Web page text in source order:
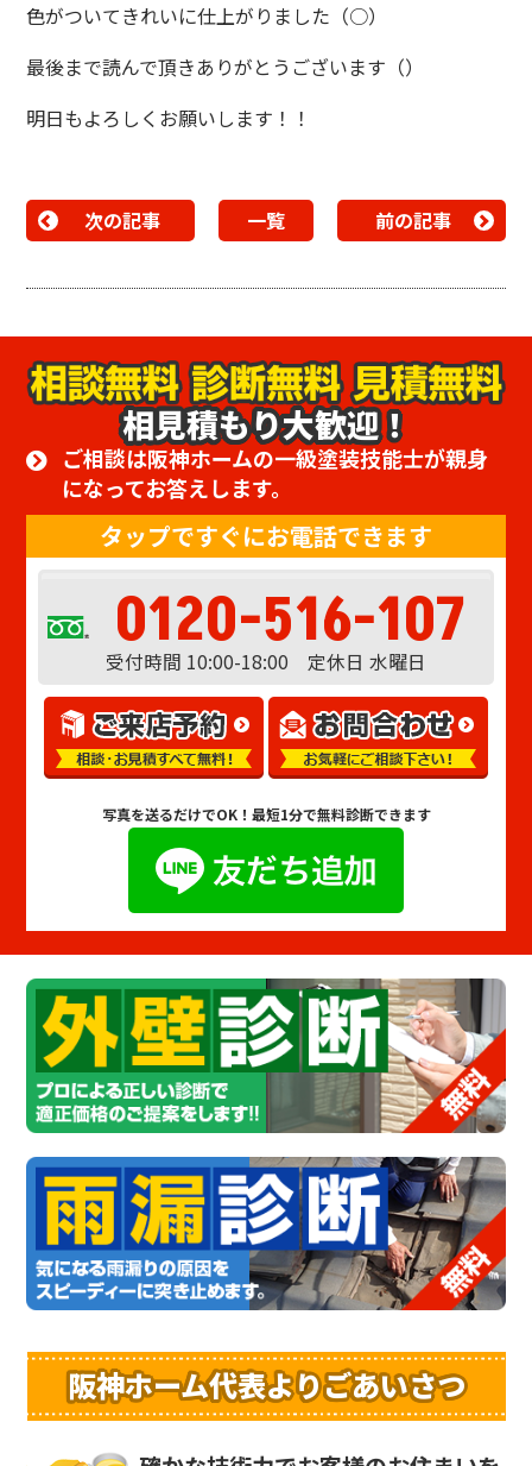
色がついてきれいに仕上がりました（○）
最後まで読んで頂きありがとうございます（）
明日もよろしくお願いします！！
次の記事 一覧 前の記事
相見積もり大歓迎！
ご相談は阪神ホームの一級塗装技能士が親身
になってお答えします。
タップですぐにお電話できます
0120-516-107
受付時間 10:00-18:00 定休日 水曜日
写真を送るだけでOK！ 最短1分で無料診断できます
阪神ホーム代表よりごあいさつ